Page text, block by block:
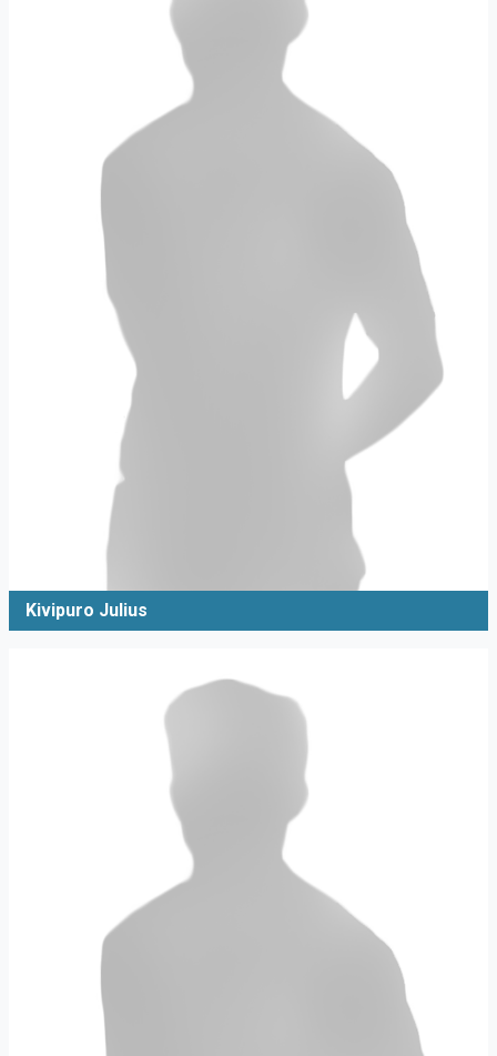
Kivipuro Julius